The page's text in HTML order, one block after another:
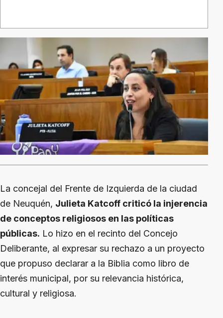
La concejal del Frente de Izquierda de la ciudad
de Neuquén, Julieta Katcoff criticó la injerencia
de conceptos religiosos en las políticas
públicas. Lo hizo en el recinto del Concejo
Deliberante, al expresar su rechazo a un proyecto
que propuso declarar a la Biblia como libro de
interés municipal, por su relevancia histórica,
cultural y religiosa.